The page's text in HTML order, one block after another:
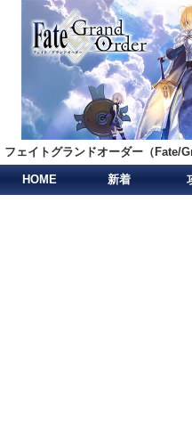
フェイトグランドオーダー（Fate/
HOME 新着